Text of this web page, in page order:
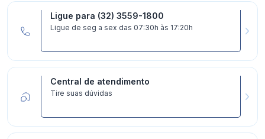
Ligue para (32) 3559-1800
Ligue de seg a sex das 07:30h às 17:20h
Central de atendimento
Tire suas dúvidas